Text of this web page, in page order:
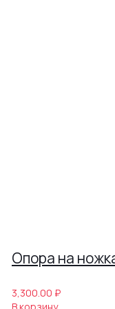
Опора на
3,300.00 ₽